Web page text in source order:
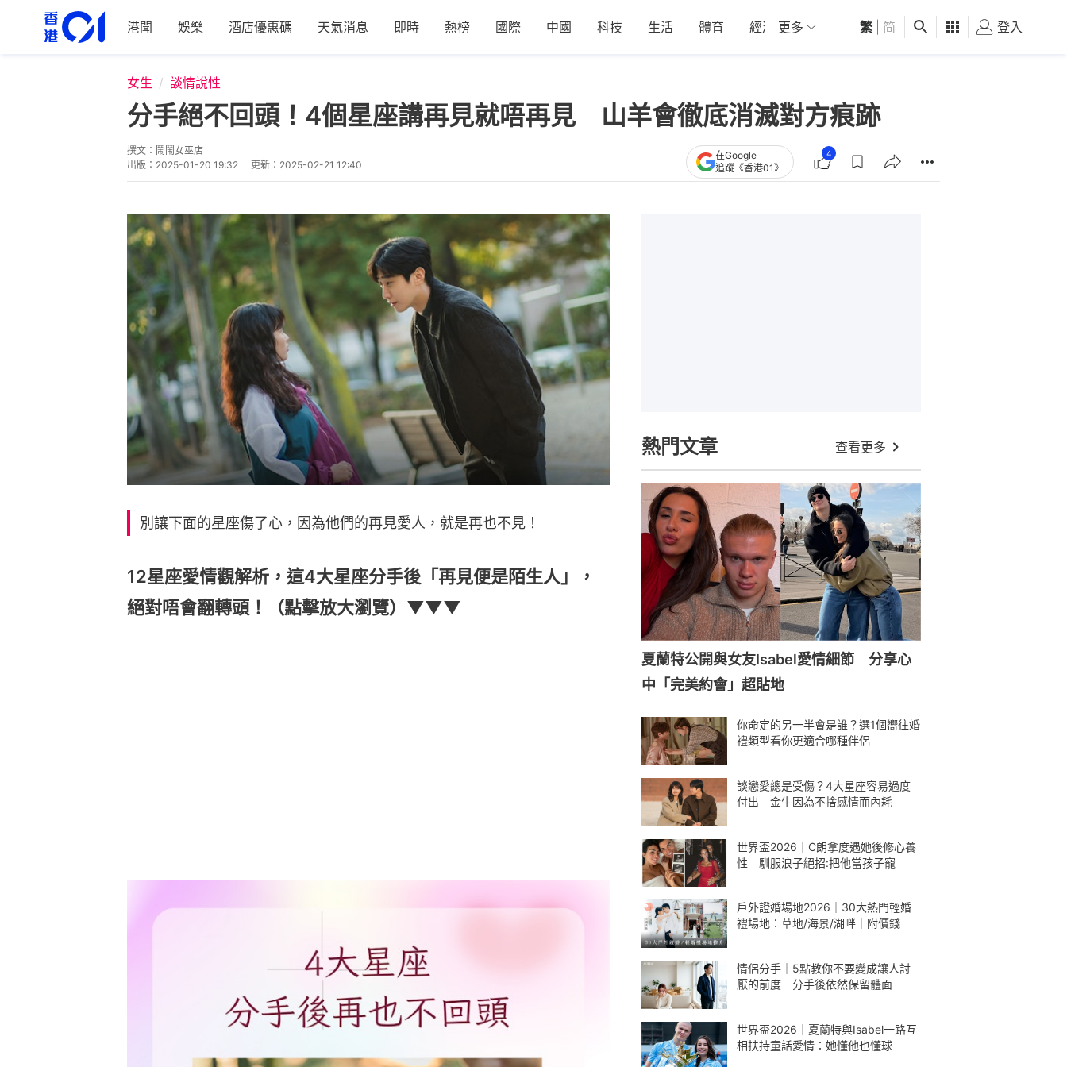
港聞 娛樂 酒店優惠碼 天氣消息 即時 熱榜 國際 中國 科技 生活 體育 經濟 01深圳 觀點 健康 好食玩飛
更多 繁 简 登入
女生 談情說性
分手絕不回頭！4個星座講再見就唔再見 山羊會徹底消滅對方痕跡
撰文： 鬧鬧女巫店
出版： 2025-01-20 19:32 更新： 2025-02-21 12:40
在Google
追蹤《香港01》
4
別讓下面的星座傷了心，因為他們的再見愛人，就是再也不見！
12星座愛情觀解析，這4大星座分手後「再見便是陌生人」，
絕對唔會翻轉頭！（點擊放大瀏覽）▼▼▼
熱門文章 查看更多
夏蘭特公開與女友Isabel愛情細節 分享心
中「完美約會」超貼地
你命定的另一半會是誰？選1個嚮往婚
禮類型看你更適合哪種伴侶
談戀愛總是受傷？4大星座容易過度
付出 金牛因為不捨感情而內耗
世界盃2026｜C朗拿度遇她後修心養
性 馴服浪子絕招:把他當孩子寵
戶外證婚場地2026｜30大熱門輕婚
禮場地：草地/海景/湖畔｜附價錢
情侶分手｜5點教你不要變成讓人討
厭的前度 分手後依然保留體面
世界盃2026｜夏蘭特與Isabel一路互
相扶持童話愛情：她懂他也懂球